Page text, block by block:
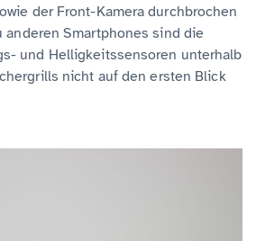
der Front-Kamera durchbrochen
anderen Smartphones sind die
und Helligkeitssensoren unterhalb
nicht auf den ersten Blick